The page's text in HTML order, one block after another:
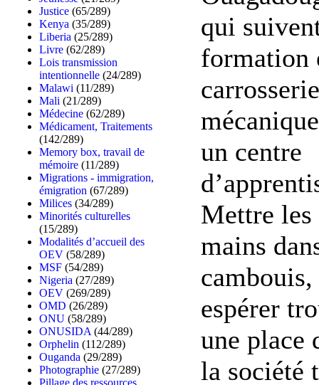
Justice (65/289)
Kenya (35/289)
Liberia (25/289)
Livre (62/289)
Lois transmission
intentionnelle (24/289)
Malawi (11/289)
Mali (21/289)
Médecine (62/289)
Médicament, Traitements
(142/289)
Memory box, travail de
mémoire (11/289)
Migrations - immigration,
émigration (67/289)
Milices (34/289)
Minorités culturelles
(15/289)
Modalités d’accueil des
OEV (58/289)
MSF (54/289)
Nigeria (27/289)
OEV (269/289)
OMD (26/289)
ONU (58/289)
ONUSIDA (44/289)
Orphelin (112/289)
Ouganda (29/289)
Photographie (27/289)
Pillage des ressources
qui
formation
un centre
Mettre les
mains
cambouis,
espérer
une place
la société